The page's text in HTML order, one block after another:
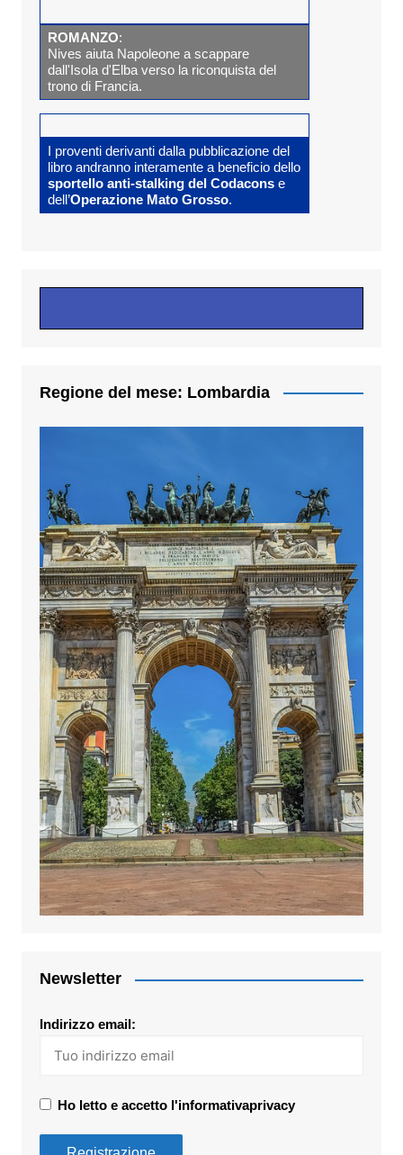
ROMANZO:
Nives aiuta Napoleone a scappare
dall'Isola d'Elba verso la riconquista del
trono di Francia.
I proventi derivanti dalla pubblicazione del
libro andranno interamente a beneficio dello
sportello anti-stalking del Codaconse
dell’Operazione Mato Grosso.
Regione del mese: Lombardia
Newsletter
Indirizzo email:
Ho letto e accetto l'informativaprivacy